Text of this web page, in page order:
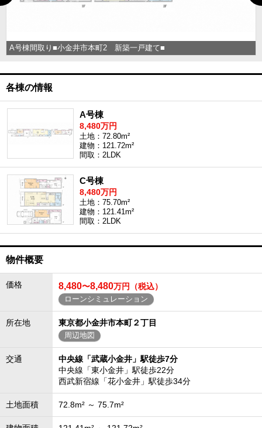
A号棟間取り■小金井市本町2 新築一戸建て■
各棟の情報
A号棟
8,480万円
土地：72.80m²
建物：121.72m²
間取：2LDK
C号棟
8,480万円
土地：75.70m²
建物：121.41m²
間取：2LDK
物件概要
価格 8,480〜8,480万円（税込）
ローンシミュレーション
所在地 東京都小金井市本町２丁目
周辺地図
交通
中央線「武蔵小金井」駅徒歩7分
中央線「東小金井」駅徒歩22分
西武新宿線「花小金井」駅徒歩34分
土地面積 72.8m² ～ 75.7m²